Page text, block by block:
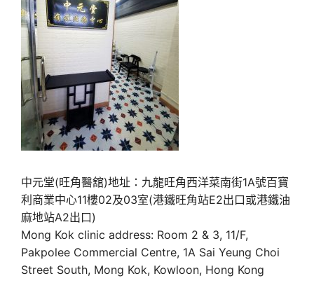
中元堂(旺角醫舘)地址：九龍旺角西洋菜南街1A號百寶
利商業中心11樓02及03室(港鐵旺角站E2出口或港鐵油
麻地站A2出口)
Mong Kok clinic address: Room 2 & 3, 11/F,
Pakpolee Commercial Centre, 1A Sai Yeung Choi
Street South, Mong Kok, Kowloon, Hong Kong